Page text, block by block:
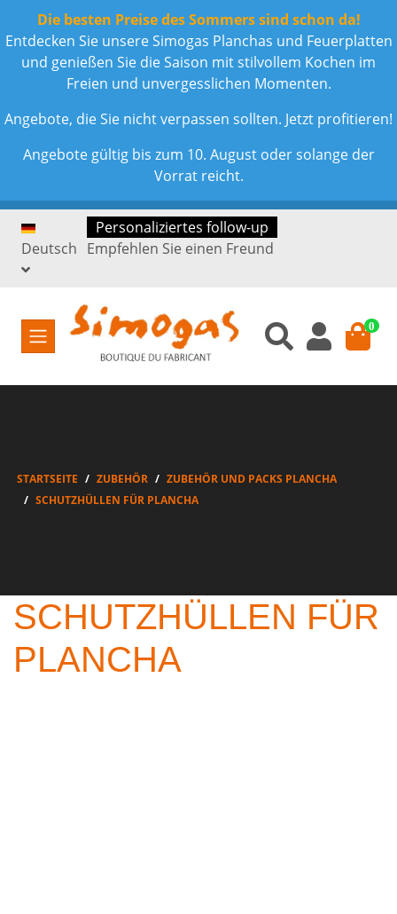
Die besten Preise des Sommers sind schon da!
Entdecken Sie unsere Simogas Planchas und Feuerplatten
und genießen Sie die Saison mit stilvollem Kochen im
Freien und unvergesslichen Momenten.
Angebote, die Sie nicht verpassen sollten. Jetzt profitieren!
Angebote gültig bis zum 10. August oder solange der
Vorrat reicht.
Deutsch
Personaliziertes follow-up
Empfehlen Sie einen Freund
0
STARTSEITE ZUBEHÖR
ZUBEHÖR UND PACKS PLANCHA
SCHUTZHÜLLEN FÜR PLANCHA
SCHUTZHÜLLEN FÜR
PLANCHA